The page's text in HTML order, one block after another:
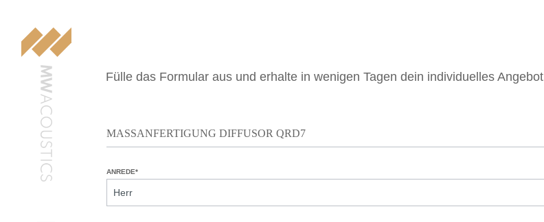
Fülle das Formular aus und erhalte in wenigen Tagen dein individuelles Angebot
MASSANFERTIGUNG DIFFUSOR QRD7
ANREDE*